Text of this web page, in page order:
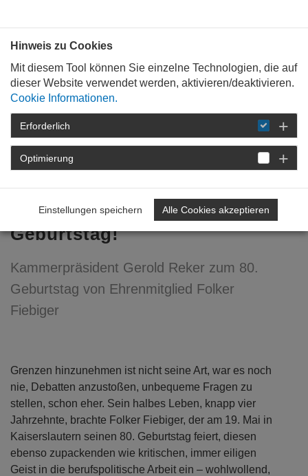
STARTSEITE
DETAIL
Glückwünsche zum 80.
Geburtstag!
Kammerpräsident Gerold Reker zum 80.
Geburtstag von Ehrenmitglied Folker
Fiebiger
Grenzen hinzunehmen ist nicht seine Art, war es noch
nie, Debatten anzustoßen, unbequeme Fragen zu
stellen, schon eher. Sein halbes Leben, knapp vier
Jahrzehnte, brachte Folker Fiebiger, der am 19. Mai in
Kaiserslautern seinen 80. Geburtstag feiert, diesen
ebenso zupackenden wie kritischen, immer eiligen
Geist in die berufspolitische Arbeit ein – wohlwollend,
Hinweis zu Cookies
Mit diesem Tool können Sie einzelne Technologien, die auf
dieser Website verwendet werden, aktivieren/deaktivieren.
Cookie Informationen.
Erforderlich
Optimierung
Einstellungen speichern Alle Cookies akzeptieren